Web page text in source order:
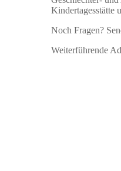
Kindertagesstätte
Noch Fragen?
Weiterführende